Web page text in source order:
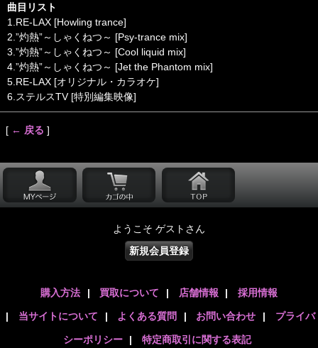
曲目リスト
1.RE-LAX [Howling trance]
2.”灼熱”～しゃくねつ～ [Psy-trance mix]
3.”灼熱”～しゃくねつ～ [Cool liquid mix]
4.”灼熱”～しゃくねつ～ [Jet the Phantom mix]
5.RE-LAX [オリジナル・カラオケ]
6.ステルスTV [特別編集映像]
[ ← 戻る ]
ようこそ ゲストさん
新規会員登録
購入方法 | 買取について | 店舗情報 | 採用情報
| 当サイトについて | よくある質問 | お問い合わせ | プライバ
シーポリシー | 特定商取引に関する表記